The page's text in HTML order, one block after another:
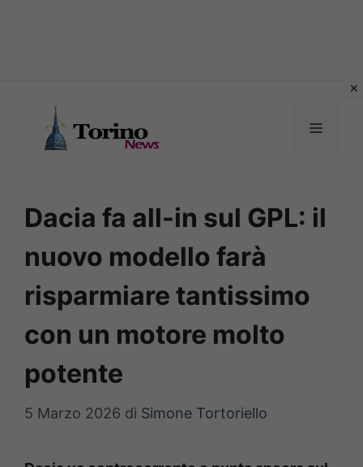
contenuto
MENU
Dacia fa all-in sul GPL: il
nuovo modello farà
risparmiare tantissimo
con un motore molto
potente
5 Marzo 2026 di Simone Tortoriello